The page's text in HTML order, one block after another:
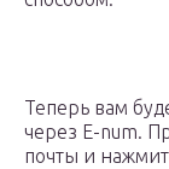
Теперь вам
через E-num.
почты и